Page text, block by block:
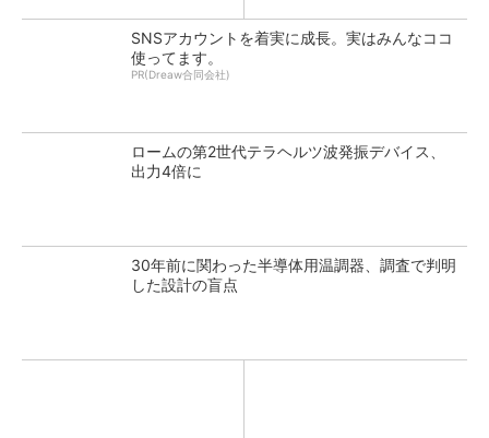
SNSアカウントを着実に成長。実はみんなココ
使ってます。
PR(Dreaw合同会社)
ロームの第2世代テラヘルツ波発振デバイス、
出力4倍に
30年前に関わった半導体用温調器、調査で判明
した設計の盲点